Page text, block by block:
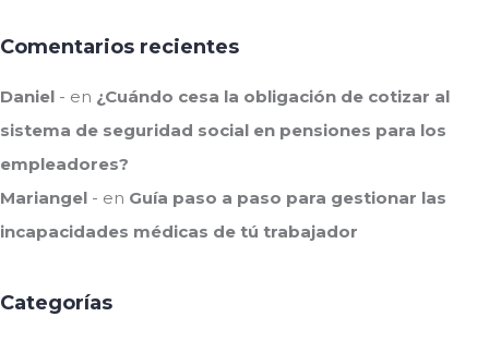
Comentarios recientes
Daniel en ¿Cuándo cesa la obligación de cotizar al
sistema de seguridad social en pensiones para los
empleadores?
Mariangel
en Guía paso a paso para gestionar las
incapacidades médicas de tú trabajador
Categorías